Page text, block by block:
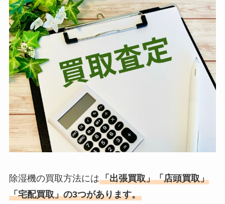
除湿機の買取方法には「出張買取」「店頭買取」
「宅配買取」の3つがあります。